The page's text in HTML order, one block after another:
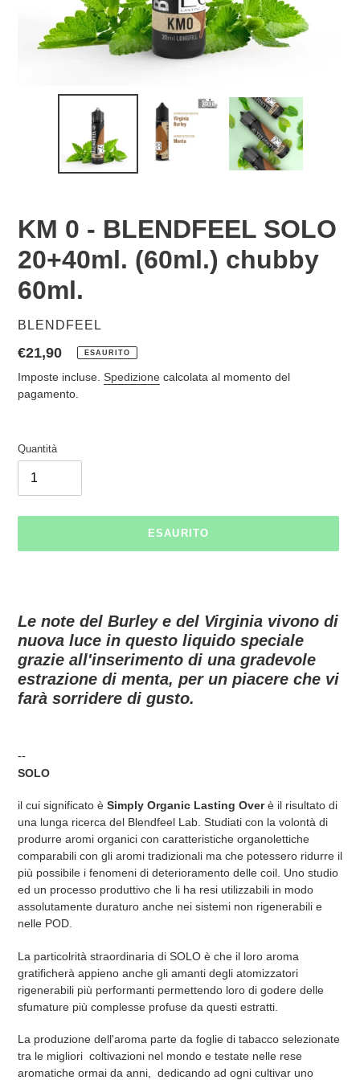
KM 0 - BLENDFEEL SOLO
20+40ml. (60ml.) chubby
60ml.
VENDITORE
BLENDFEEL
Prezzo
di
listino
€21,90 ESAURITO
Imposte incluse. Spedizione calcolata al momento del
pagamento.
Quantità
ESAURITO
nel
carrello
Le note del Burley e del Virginia vivono di
nuova luce in questo liquido speciale
grazie all'inserimento di una gradevole
estrazione di menta, per un piacere che vi
farà sorridere di gusto.
--
SOLO
il cui significato è Simply Organic Lasting Overè il risultato di
una lunga ricerca del Blendfeel Lab. Studiati con la volontà di
produrre aromi organici con caratteristiche organolettiche
comparabili con gli aromi tradizionali ma che potessero ridurre il
più possibile i fenomeni di deterioramento delle coil. Uno studio
ed un processo produttivo che li ha resi utilizzabili in modo
assolutamente duraturo anche nei sistemi non rigenerabili e
nelle POD.
La particolrità straordinaria di SOLO è che il loro aroma
gratificherà appieno anche gli amanti degli atomizzatori
rigenerabili più performanti permettendo loro di godere delle
sfumature più complesse profuse da questi estratti.
La produzione dell'aroma parte da foglie di tabacco selezionate
tra le migliori coltivazioni nel mondo e testate nelle rese
aromatiche ormai da anni, dedicando ad ogni cultivar uno